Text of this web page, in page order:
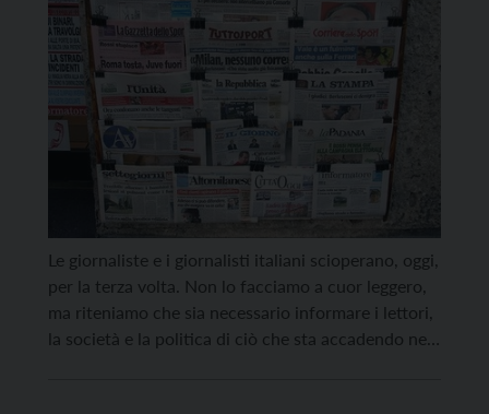
Le giornaliste e i giornalisti italiani scioperano, oggi,
per la terza volta. Non lo facciamo a cuor leggero,
ma riteniamo che sia necessario informare i lettori,
la società e la politica di ciò che sta accadendo nel